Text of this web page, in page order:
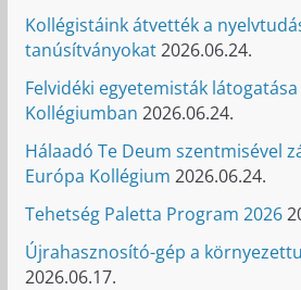
Kollégistáink átvették a
tanúsítványokat2026.06.24.
Felvidéki egyetemisták
Kollégiumban 2026.06.24.
Hálaadó Te Deum szentmisével
Európa Kollégium 2026.06.24.
Tehetség Paletta Program 2026
Újrahasznosító-gép a
2026.06.17.